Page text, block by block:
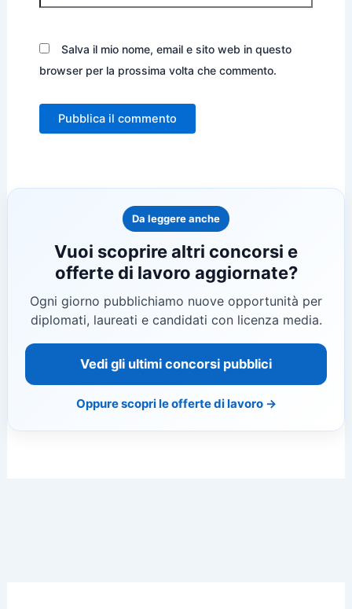
Salva il mio nome, email e sito web in questo
browser per la prossima volta che commento.
Da leggere anche
Vuoi scoprire altri concorsi e
offerte di lavoro aggiornate?
Ogni giorno pubblichiamo nuove opportunità per
diplomati, laureati e candidati con licenza media.
Vedi gli ultimi concorsi pubblici
Oppure scopri le offerte di lavoro →